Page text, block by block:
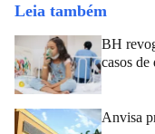
Leia também
BH
casos de
Anvisa